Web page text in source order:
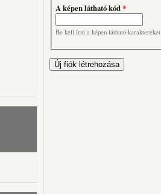
A képen látható kód*
Be kell írni a képen látható karaktereket.